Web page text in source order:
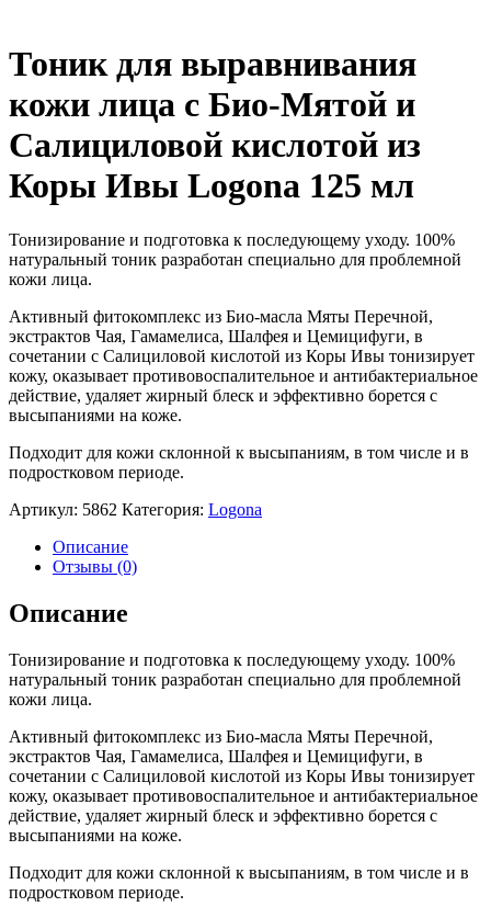
Тоник для выравнивания
кожи лица с Био-Мятой и
Салициловой кислотой из
Коры Ивы Logona 125 мл
Тонизирование и подготовка к последующему уходу. 100%
натуральный тоник разработан специально для проблемной
кожи лица.
Активный фитокомплекс из Био-масла Мяты Перечной,
экстрактов Чая, Гамамелиса, Шалфея и Цемицифуги, в
сочетании с Салициловой кислотой из Коры Ивы тонизирует
кожу, оказывает противовоспалительное и антибактериальное
действие, удаляет жирный блеск и эффективно борется с
высыпаниями на коже.
Подходит для кожи склонной к высыпаниям, в том числе и в
подростковом периоде.
Артикул: 5862 Категория: Logona
Описание
Отзывы (0)
Описание
Тонизирование и подготовка к последующему уходу. 100%
натуральный тоник разработан специально для проблемной
кожи лица.
Активный фитокомплекс из Био-масла Мяты Перечной,
экстрактов Чая, Гамамелиса, Шалфея и Цемицифуги, в
сочетании с Салициловой кислотой из Коры Ивы тонизирует
кожу, оказывает противовоспалительное и антибактериальное
действие, удаляет жирный блеск и эффективно борется с
высыпаниями на коже.
Подходит для кожи склонной к высыпаниям, в том числе и в
подростковом периоде.